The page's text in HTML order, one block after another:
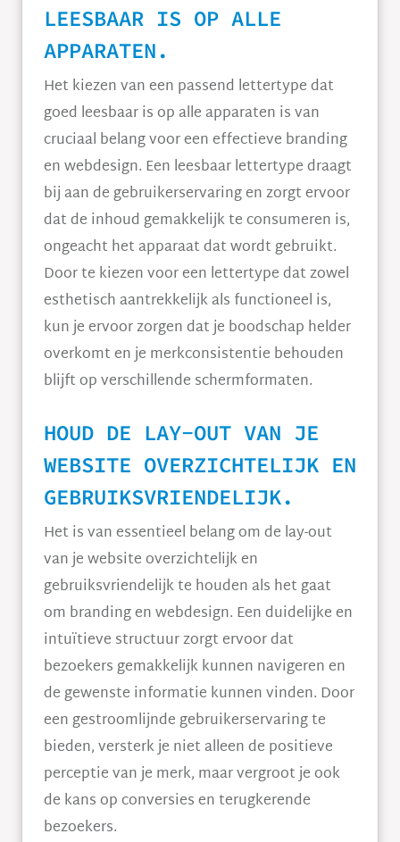
LEESBAAR IS OP ALLE
APPARATEN.
Het kiezen van een passend lettertype dat
goed leesbaar is op alle apparaten is van
cruciaal belang voor een effectieve branding
en webdesign. Een leesbaar lettertype draagt
bij aan de gebruikerservaring en zorgt ervoor
dat de inhoud gemakkelijk te consumeren is,
ongeacht het apparaat dat wordt gebruikt.
Door te kiezen voor een lettertype dat zowel
esthetisch aantrekkelijk als functioneel is,
kun je ervoor zorgen dat je boodschap helder
overkomt en je merkconsistentie behouden
blijft op verschillende schermformaten.
HOUD DE LAY-OUT VAN JE
WEBSITE OVERZICHTELIJK EN
GEBRUIKSVRIENDELIJK.
Het is van essentieel belang om de lay-out
van je website overzichtelijk en
gebruiksvriendelijk te houden als het gaat
om branding en webdesign. Een duidelijke en
intuïtieve structuur zorgt ervoor dat
bezoekers gemakkelijk kunnen navigeren en
de gewenste informatie kunnen vinden. Door
een gestroomlijnde gebruikerservaring te
bieden, versterk je niet alleen de positieve
perceptie van je merk, maar vergroot je ook
de kans op conversies en terugkerende
bezoekers.